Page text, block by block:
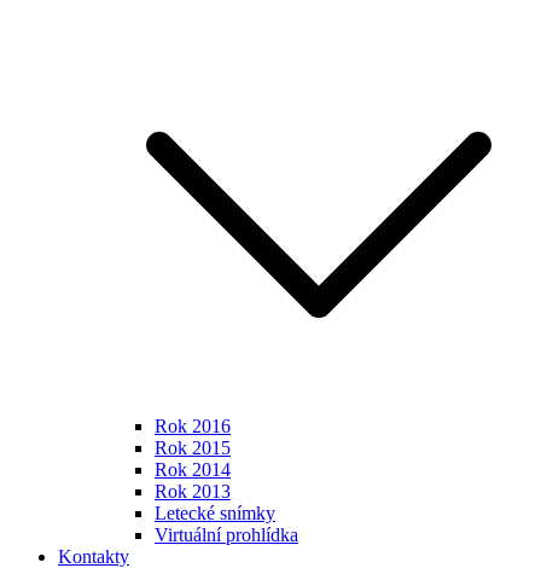
Rok 2016
Rok 2015
Rok 2014
Rok 2013
Letecké snímky
Virtuální prohlídka
Kontakty